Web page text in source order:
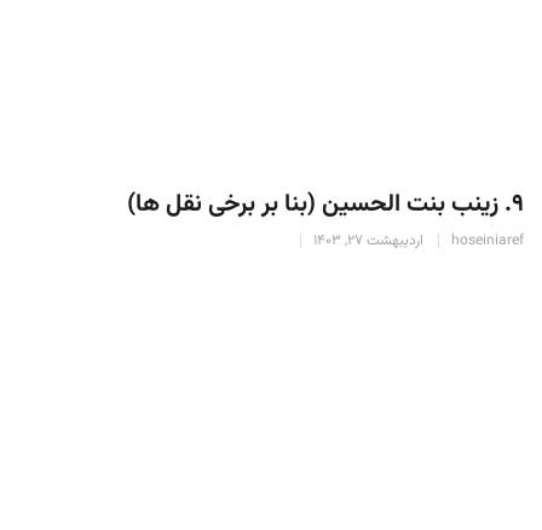
۹. زینب بنت الحسین (بنا بر برخی نقل ها)
hoseiniaref اردیبهشت 27, 1403